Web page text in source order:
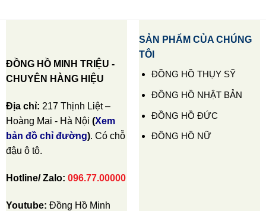
ĐỒNG HỒ MINH TRIỆU -
CHUYÊN HÀNG HIỆU
Địa chỉ: 217 Thịnh Liệt –
Hoàng Mai - Hà Nội (Xem
bản đồ chỉ đường). Có chỗ
đậu ô tô.
Hotline/ Zalo: 096.77.00000
Youtube: Đồng Hồ Minh
SẢN PHẨM CỦA CHÚNG
TÔI
ĐỒNG HỒ THỤY SỸ
ĐỒNG HỒ NHẬT BẢN
ĐỒNG HỒ ĐỨC
ĐỒNG HỒ NỮ